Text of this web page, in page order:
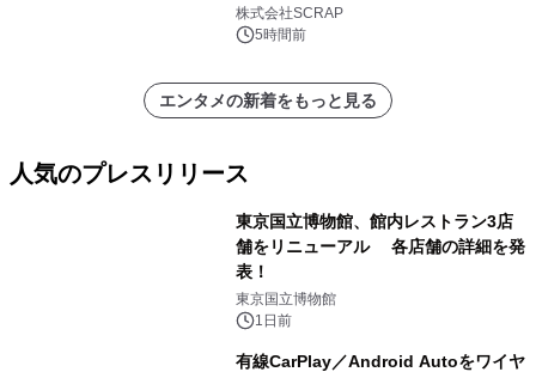
器を手に魔族を見据える描き下ろしメ
インビジュアル公開
株式会社SCRAP
5時間前
エンタメの新着をもっと見る
人気のプレスリリース
東京国立博物館、館内レストラン3店
舗をリニューアル 各店舗の詳細を発
表！
東京国立博物館
1日前
有線CarPlay／Android Autoをワイヤ